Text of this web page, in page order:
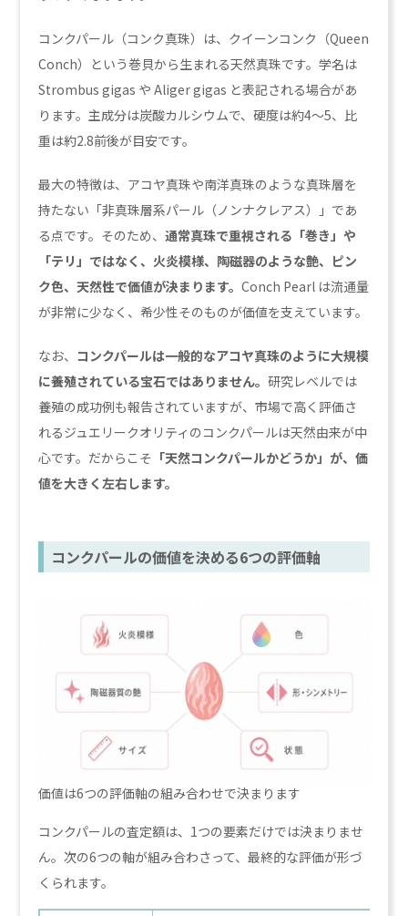
コンクパール（コンク真珠）は、クイーンコンク（Queen
Conch）という巻貝から生まれる天然真珠です。学名は
Strombus gigas や Aliger gigas と表記される場合があ
ります。主成分は炭酸カルシウムで、硬度は約4〜5、比
重は約2.8前後が目安です。
最大の特徴は、アコヤ真珠や南洋真珠のような真珠層を
持たない「非真珠層系パール（ノンナクレアス）」であ
る点です。そのため、通常真珠で重視される「巻き」や
「テリ」ではなく、火炎模様、陶磁器のような艶、ピン
ク色、天然性で価値が決まります。Conch Pearl は流通量
が非常に少なく、希少性そのものが価値を支えています。
なお、 コンクパールは一般的なアコヤ真珠のように大規模
に養殖されている宝石ではありません。研究レベルでは
養殖の成功例も報告されていますが、市場で高く評価さ
れるジュエリークオリティのコンクパールは天然由来が中
心です。だからこそ 「天然コンクパールかどうか」が、価
値を大きく左右します。
コンクパールの価値を決める6つの評価軸
価値は6つの評価軸の組み合わせで決まります
コンクパールの査定額は、1つの要素だけでは決まりませ
ん。次の6つの軸が組み合わさって、最終的な評価が形づ
くられます。